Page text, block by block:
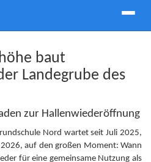
Toggle
baut
Landegrube des
zur Hallenwiederöffnung
Nord wartet seit Juli 2025,
auf den großen Moment: Wann
für eine gemeinsame Nutzung als